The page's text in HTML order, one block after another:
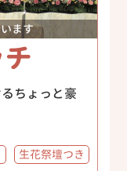
ます
ちょっと豪
生花祭壇つき